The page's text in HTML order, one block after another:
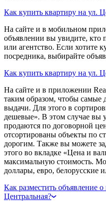
Как купить квартиру на ул.
На сайте и в мобильном
объявлении вы увидите, кто
или агентство. Если хотите
посредника, выбирайте
Как купить квартиру на ул.
На сайте и в приложении
таким образом, чтобы самые
выдачи. Для этого в
дешевые». В этом случае вы
продаются по договорной
отсортированы объекты по
дорогим. Также вы можете
этого во вкладке «Цена и
максимальную стоимость.
доллары, евро, белорусские
Как разместить объявление
Центральная?